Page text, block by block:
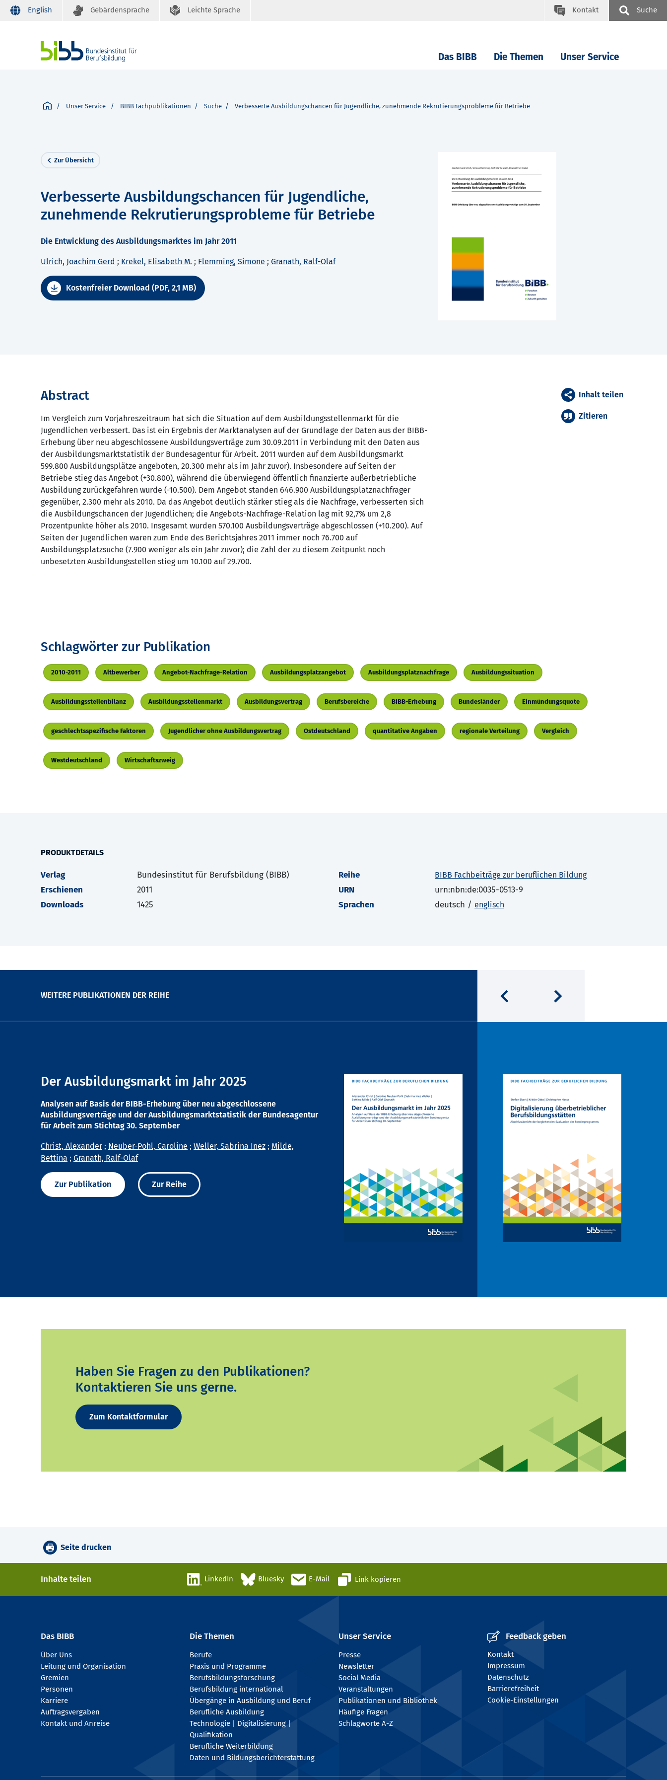
English Gebärdensprache Leichte Sprache Kontakt Suche
Das BIBB Die Themen Unser Service
Unser Service BIBB Fachpublikationen Suche Verbesserte Ausbildungschancen für Jugendliche, zunehmende Rekrutierungsprobleme für Betriebe
Zur Übersicht
Verbesserte Ausbildungschancen für Jugendliche,
zunehmende Rekrutierungsprobleme für Betriebe
Die Entwicklung des Ausbildungsmarktes im Jahr 2011
Ulrich, Joachim Gerd ; Krekel, Elisabeth M. ; Flemming, Simone ; Granath, Ralf-Olaf
Kostenfreier Download (PDF, 2,1 MB)
Abstract
Im Vergleich zum Vorjahreszeitraum hat sich die Situation auf dem Ausbildungsstellenmarkt für die
Jugendlichen verbessert. Das ist ein Ergebnis der Marktanalysen auf der Grundlage der Daten aus der BIBB-
Erhebung über neu abgeschlossene Ausbildungsverträge zum 30.09.2011 in Verbindung mit den Daten aus
der Ausbildungsmarktstatistik der Bundesagentur für Arbeit. 2011 wurden auf dem Ausbildungsmarkt
599.800 Ausbildungsplätze angeboten, 20.300 mehr als im Jahr zuvor). Insbesondere auf Seiten der
Betriebe stieg das Angebot (+30.800), während die überwiegend öffentlich finanzierte außerbetriebliche
Ausbildung zurückgefahren wurde (-10.500). Dem Angebot standen 646.900 Ausbildungsplatznachfrager
gegenüber, 2.300 mehr als 2010. Da das Angebot deutlich stärker stieg als die Nachfrage, verbesserten sich
die Ausbildungschancen der Jugendlichen; die Angebots-Nachfrage-Relation lag mit 92,7% um 2,8
Prozentpunkte höher als 2010. Insgesamt wurden 570.100 Ausbildungsverträge abgeschlossen (+10.200). Auf
Seiten der Jugendlichen waren zum Ende des Berichtsjahres 2011 immer noch 76.700 auf
Ausbildungsplatzsuche (7.900 weniger als ein Jahr zuvor); die Zahl der zu diesem Zeitpunkt noch
unbesetzten Ausbildungsstellen stieg um 10.100 auf 29.700.
Inhalt teilen
Zitieren
Schlagwörter zur Publikation
2010-2011 Altbewerber Angebot-Nachfrage-Relation Ausbildungsplatzangebot Ausbildungsplatznachfrage Ausbildungssituation
Ausbildungsstellenbilanz Ausbildungsstellenmarkt Ausbildungsvertrag Berufsbereiche BIBB-Erhebung Bundesländer Einmündungsquote
geschlechtsspezifische Faktoren Jugendlicher ohne Ausbildungsvertrag Ostdeutschland quantitative Angaben regionale Verteilung Vergleich
Westdeutschland Wirtschaftszweig
PRODUKTDETAILS
Verlag
Bundesinstitut für Berufsbildung (BIBB)
Erschienen
2011
Downloads
1425
Reihe BIBB Fachbeiträge zur beruflichen Bildung
URN
urn:nbn:de:0035-0513-9
Sprachen
deutsch / englisch
WEITERE PUBLIKATIONEN DER REIHE
Der Ausbildungsmarkt im Jahr 2025
Analysen auf Basis der BIBB-Erhebung über neu abgeschlossene
Ausbildungsverträge und der Ausbildungsmarktstatistik der Bundesagentur
für Arbeit zum Stichtag 30. September
Christ, Alexander ; Neuber-Pohl, Caroline ; Weller, Sabrina Inez ; Milde,
Bettina ; Granath, Ralf-Olaf
Zur Publikation Zur Reihe
Haben Sie Fragen zu den Publikationen?
Kontaktieren Sie uns gerne.
Zum Kontaktformular
Seite drucken
Inhalte teilen LinkedIn Bluesky E-Mail Link kopieren
Das BIBB
Über Uns
Leitung und Organisation
Gremien
Personen
Karriere
Auftragsvergaben
Kontakt und Anreise
Die Themen
Berufe
Praxis und Programme
Berufsbildungsforschung
Berufsbildung international
Übergänge in Ausbildung und Beruf
Berufliche Ausbildung
Technologie | Digitalisierung |
Qualifikation
Berufliche Weiterbildung
Daten und Bildungsberichterstattung
Unser Service
Presse
Newsletter
Social Media
Veranstaltungen
Publikationen und Bibliothek
Häufige Fragen
Schlagworte A-Z
Feedback geben
Kontakt
Impressum
Datenschutz
Barrierefreiheit
Cookie-Einstellungen